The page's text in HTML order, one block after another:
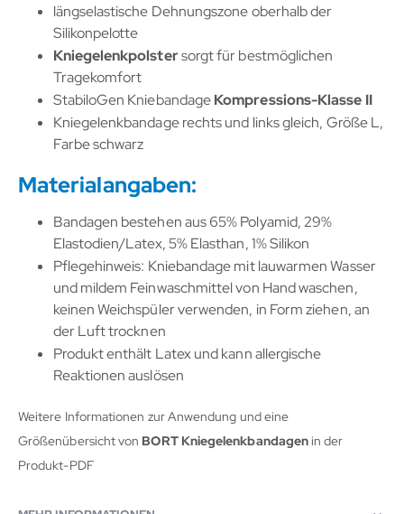
längselastische Dehnungszone oberhalb der
Silikonpelotte
Kniegelenkpolstersorgt für bestmöglichen
Tragekomfort
StabiloGen KniebandageKompressions-Klasse II
Kniegelenkbandage rechts und links gleich, Größe L,
Farbe schwarz
Materialangaben:
Bandagen bestehen aus 65% Polyamid, 29%
Elastodien/Latex, 5% Elasthan, 1% Silikon
Pflegehinweis: Kniebandage mit lauwarmen Wasser
und mildem Feinwaschmittel von Hand waschen,
keinen Weichspüler verwenden, in Form ziehen, an
der Luft trocknen
Produkt enthält Latex und kann allergische
Reaktionen auslösen
Weitere Informationen zur Anwendung und eine
Größenübersicht von BORT Kniegelenkbandagen in der
Produkt-PDF